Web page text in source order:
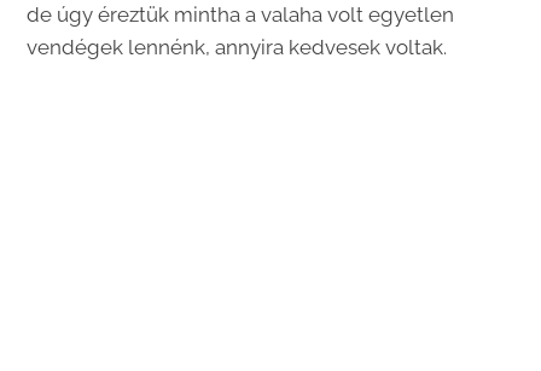
de úgy éreztük mintha a valaha volt egyetlen
vendégek lennénk, annyira kedvesek voltak.